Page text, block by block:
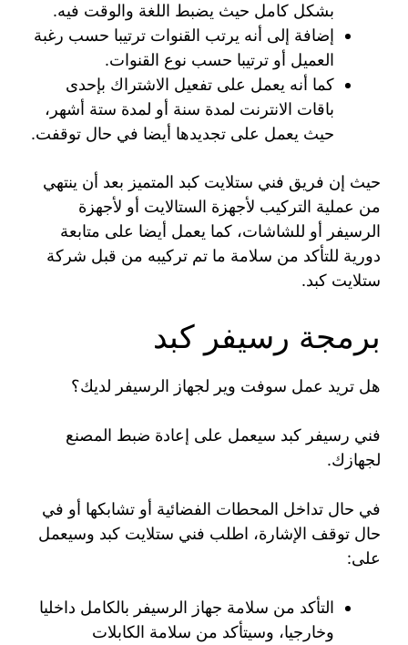
بشكل كامل حيث يضبط اللغة والوقت فيه.
إضافة إلى أنه يرتب القنوات ترتيبا حسب رغبة
العميل أو ترتيبا حسب نوع القنوات.
كما أنه يعمل على تفعيل الاشتراك بإحدى
باقات الانترنت لمدة سنة أو لمدة ستة أشهر،
حيث يعمل على تجديدها أيضا في حال توقفت.
حيث إن فريق فني ستلايت كبد المتميز بعد أن ينتهي
من عملية التركيب لأجهزة الستالايت أو لأجهزة
الرسيفر أو للشاشات، كما يعمل أيضا على متابعة
دورية للتأكد من سلامة ما تم تركيبه من قبل شركة
ستلايت كبد.
برمجة رسيفر كبد
هل تريد عمل سوفت وير لجهاز الرسيفر لديك؟
فني رسيفر كبد سيعمل على إعادة ضبط المصنع
لجهازك.
في حال تداخل المحطات الفضائية أو تشابكها أو في
حال توقف الإشارة، اطلب فني ستلايت كبد وسيعمل
على:
التأكد من سلامة جهاز الرسيفر بالكامل داخليا
وخارجيا، وسيتأكد من سلامة الكابلات